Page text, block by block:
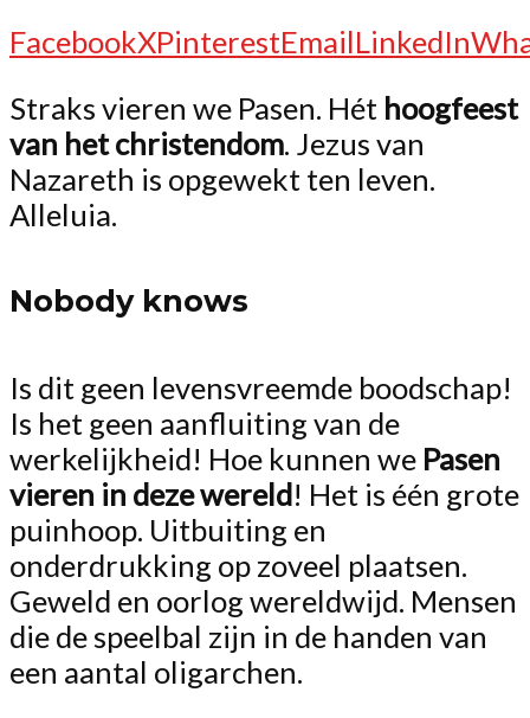
FacebookXPinterestEmailLinkedIn
Straks vieren we Pasen. Hét hoogfeest
van het christendom. Jezus van
Nazareth is opgewekt ten leven.
Alleluia.
Nobody knows
Is dit geen levensvreemde boodschap!
Is het geen aanfluiting van de
werkelijkheid! Hoe kunnen we Pasen
vieren in deze wereld! Het is één grote
puinhoop. Uitbuiting en
onderdrukking op zoveel plaatsen.
Geweld en oorlog wereldwijd. Mensen
die de speelbal zijn in de handen van
een aantal oligarchen.